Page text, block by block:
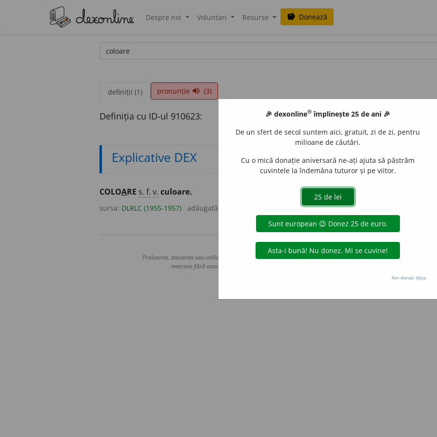
Despre noi Voluntari Resurse savings Donează
definiții (1) pronunție volume_up (3)
Definiția cu ID-ul 910623:
Explicative DEX
COLOARE s. f. v. culoare.
sursa: DLRLC (1955-1957) adăugată de
Copyright © 2004-2026 dexonline (https://dexonline.ro)
Preluarea, stocarea sau utilizarea datelor de pe acest site, inclusiv prin orice metode de extragere automată
interzise fără acordul nostru prealabil scris, cu excepția seturilor de date oferite oficial spre utilizare
Hosterion
🎉 dexonline® împlinește 25 de ani 🎉
De un sfert de secol suntem aici, gratuit, zi de zi, pentru
milioane de căutări.
Cu o mică donație aniversară ne-ați ajuta să păstrăm
cuvintele la îndemâna tuturor și pe viitor.
Am donat deja.